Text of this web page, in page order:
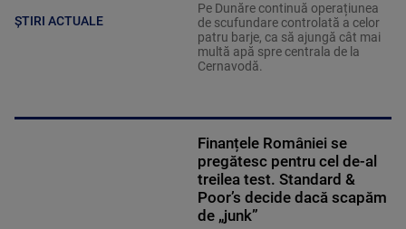
ȘTIRI ACTUALE
Pe Dunăre continuă operațiunea
de scufundare controlată a celor
patru barje, ca să ajungă cât mai
multă apă spre centrala de la
Cernavodă.
Finanțele României se
pregătesc pentru cel de-al
treilea test. Standard &
Poor’s decide dacă scapăm
de „junk”